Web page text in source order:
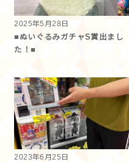
2025年5月28日
■ぬいぐるみガチャS賞出まし
た！■
2023年6月25日